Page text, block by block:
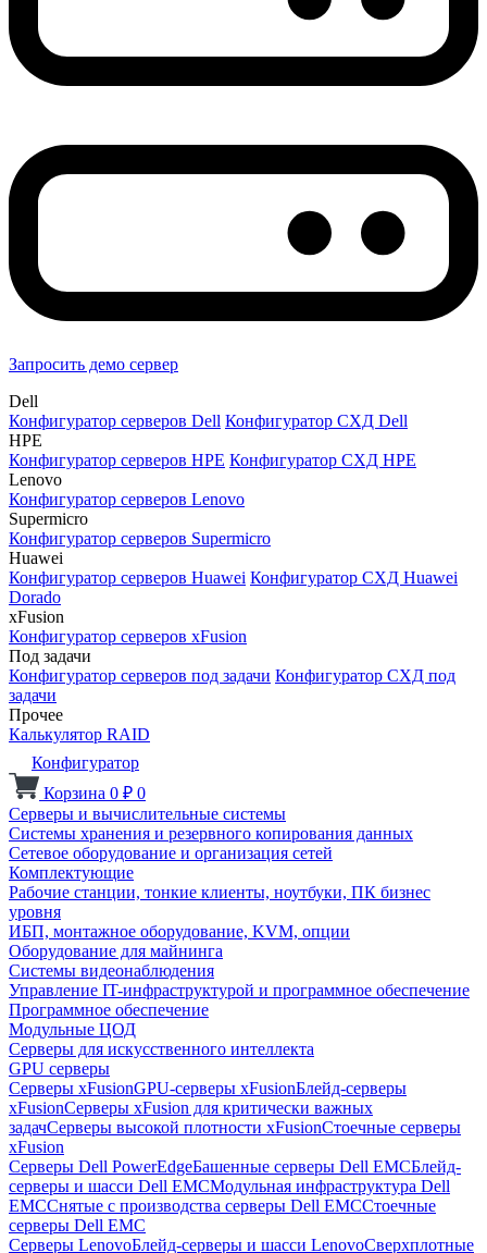
Запросить демо сервер
Dell
Конфигуратор серверов Dell Конфигуратор СХД Dell
HPE
Конфигуратор серверов HPE Конфигуратор СХД HPE
Lenovo
Конфигуратор серверов Lenovo
Supermicro
Конфигуратор серверов Supermicro
Huawei
Конфигуратор серверов Huawei Конфигуратор СХД Huawei
Dorado
xFusion
Конфигуратор серверов xFusion
Под задачи
Конфигуратор серверов под задачи Конфигуратор СХД под
задачи
Прочее
Калькулятор RAID
Конфигуратор
Корзина 0 ₽ 0
Серверы и вычислительные системы
Системы хранения и резервного копирования данных
Сетевое оборудование и организация сетей
Комплектующие
Рабочие станции, тонкие клиенты, ноутбуки, ПК бизнес
уровня
ИБП, монтажное оборудование, KVM, опции
Оборудование для майнинга
Системы видеонаблюдения
Управление IT-инфраструктурой и программное обеспечение
Программное обеспечение
Модульные ЦОД
Серверы для искусственного интеллекта
GPU серверы
Серверы xFusionGPU-серверы xFusionБлейд-серверы
xFusionСерверы xFusion для критически важных
задачСерверы высокой плотности xFusionСтоечные серверы
xFusion
Серверы Dell PowerEdgeБашенные серверы Dell EMCБлейд-
серверы и шасси Dell EMCМодульная инфраструктура Dell
EMCСнятые с производства серверы Dell EMCСтоечные
серверы Dell EMC
Серверы LenovoБлейд-серверы и шасси LenovoСверхплотные